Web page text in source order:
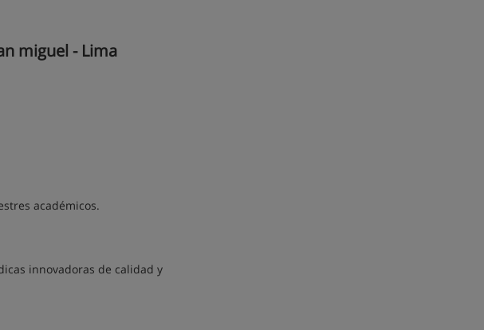
miguel - Lima
académicos.
innovadoras de calidad y